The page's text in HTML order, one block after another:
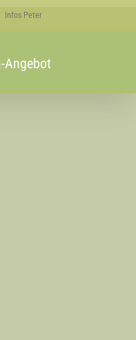
Infos Peter
Angebot